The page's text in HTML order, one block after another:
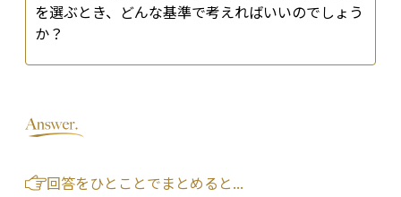
を選ぶとき、どんな基準で考えればいいのでしょう
か？
回答をひとことでまとめると...